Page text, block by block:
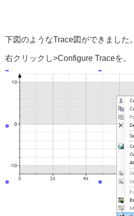
下図のようなTrace図ができました。
右クリックし>Configure Traceを。